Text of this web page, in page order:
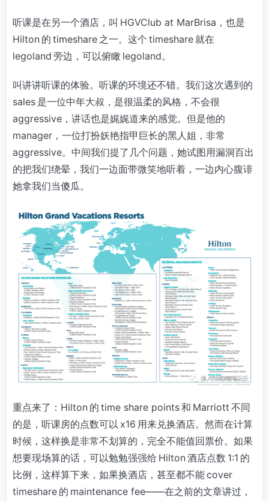
听课是在另一个酒店，叫 HGVClub at MarBrisa，也是
Hilton 的 timeshare 之一。这个 timeshare 就在
legoland 旁边，可以俯瞰 legoland。
叫讲讲听课的体验。听课的环境还不错。我们这次遇到的
sales 是一位中年大叔，是很温柔的风格，不会很
aggressive，讲话也是娓娓道来的感觉。但是他的
manager，一位打扮妖艳指甲巨长的黑人姐，非常
aggressive。中间我们提了几个问题，她试图用漏洞百出
的把我们绕晕，我们一边面带微笑地听着，一边内心腹诽
她拿我们当傻瓜。
重点来了：Hilton 的 time share points 和 Marriott 不同
的是，听课房的点数可以 x16 用来兑换酒店。然而在计算
时候，这样换是非常不划算的，完全不能值回票价。如果
想要现场算的话，可以勉勉强强给 Hilton 酒店点数 1:1 的
比例，这样算下来，如果换酒店，甚至都不能 cover
timeshare 的 maintenance fee——在之前的文章讲过，